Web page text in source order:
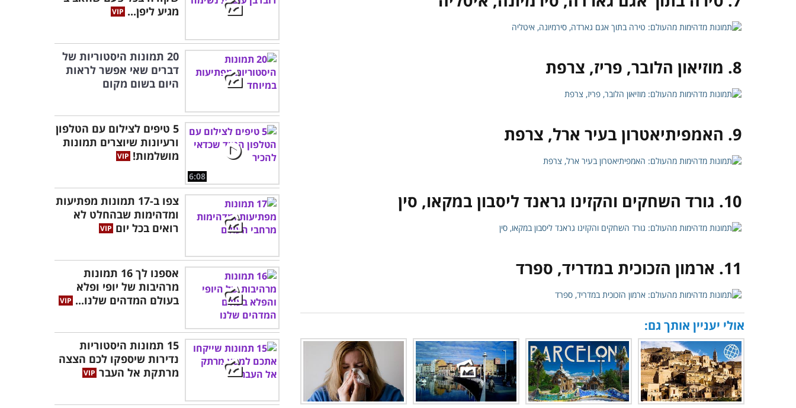
8. מוזיאון הלובר, פריז, צרפת
9. האמפיתיאטרון בעיר ארל, צרפת
10. גורד השחקים והקזינו גראנד ליסבון במקאו, סין
11. ארמון הזכוכית במדריד, ספרד
אולי יעניין אותך גם:
מגיע ליפן...
20 תמונות היסטוריות של
דברים שאי אפשר לראות
היום בשום מקום
6:08
5 טיפים לצילום עם הטלפון
ורעיונות שיוצרים תמונות
מושלמות!
צפו ב-17 תמונות מפתיעות
ומדהימות שבהחלט לא
רואים בכל יום
אספנו לך 16 תמונות
מרהיבות של יופי ופלא
בעולם המדהים שלנו...
15 תמונות היסטוריות
נדירות שיספקו לכם הצצה
מרתקת אל העבר